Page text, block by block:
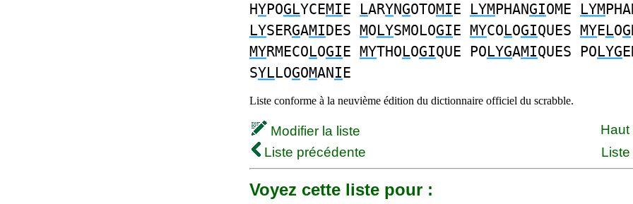
HYPOGLYCEMIE LARYNGOTOMIE LYMPHANGIOME LYM
LYSERGAMIDES MOLYSMOLOGIE MYCOLOGIQUES MYELOG
MYRMECOLOGIE MYTHOLOGIQUE POLYGAMIQUES POLYG
SYLLOGOMANIE
Liste conforme à la neuvième édition du dictionnaire officiel du scrabble.
Modifier la liste
Haut
Liste précédente
Voyez cette liste pour :